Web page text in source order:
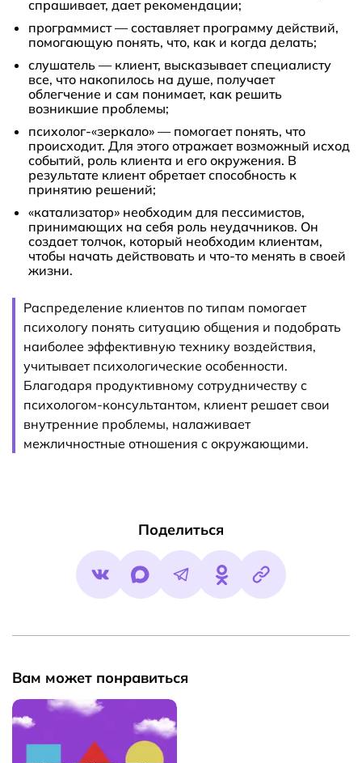
спрашивает, дает рекомендации;
программист — составляет программу действий,
помогающую понять, что, как и когда делать;
слушатель — клиент, высказывает специалисту
все, что накопилось на душе, получает
облегчение и сам понимает, как решить
возникшие проблемы;
психолог-«зеркало» — помогает понять, что
происходит. Для этого отражает возможный исход
событий, роль клиента и его окружения. В
результате клиент обретает способность к
принятию решений;
«катализатор» необходим для пессимистов,
принимающих на себя роль неудачников. Он
создает толчок, который необходим клиентам,
чтобы начать действовать и что-то менять в своей
жизни.
Распределение клиентов по типам помогает
психологу понять ситуацию общения и подобрать
наиболее эффективную технику воздействия,
учитывает психологические особенности.
Благодаря продуктивному сотрудничеству с
психологом-консультантом, клиент решает свои
внутренние проблемы, налаживает
межличностные отношения с окружающими.
Поделиться
Вам может понравиться